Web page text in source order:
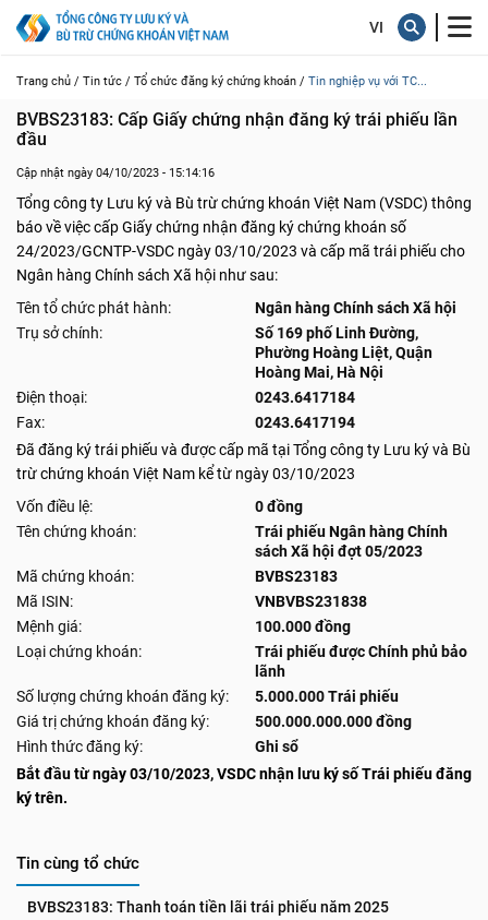
Trang chủ / Tin tức / Tổ chức đăng ký chứng khoán / Tin nghiệp vụ với TC...
BVBS23183: Cấp Giấy chứng nhận đăng ký trái phiếu lần
đầu
Cập nhật ngày 04/10/2023 - 15:14:16
Tổng công ty Lưu ký và Bù trừ chứng khoán Việt Nam (VSDC) thông
báo về việc cấp Giấy chứng nhận đăng ký chứng khoán số
24/2023/GCNTP-VSDC ngày 03/10/2023 và cấp mã trái phiếu cho
Ngân hàng Chính sách Xã hội như sau:
Tên tổ chức phát hành:
Ngân hàng Chính sách Xã hội
Trụ sở chính:
Số 169 phố Linh Đường,
Phường Hoàng Liệt, Quận
Hoàng Mai, Hà Nội
Điện thoại:
0243.6417184
Fax:
0243.6417194
Đã đăng ký trái phiếu và được cấp mã tại Tổng công ty Lưu ký và Bù
trừ chứng khoán Việt Nam kể từ ngày 03/10/2023
Vốn điều lệ:
0 đồng
Tên chứng khoán:
Trái phiếu Ngân hàng Chính
sách Xã hội đợt 05/2023
Mã chứng khoán:
BVBS23183
Mã ISIN:
VNBVBS231838
Mệnh giá:
100.000 đồng
Loại chứng khoán:
Trái phiếu được Chính phủ bảo
lãnh
Số lượng chứng khoán đăng ký:
5.000.000 Trái phiếu
Giá trị chứng khoán đăng ký:
500.000.000.000 đồng
Hình thức đăng ký:
Ghi sổ
Bắt đầu từ ngày 03/10/2023, VSDC nhận lưu ký số Trái phiếu đăng
ký trên.
Tin cùng tổ chức
BVBS23183: Thanh toán tiền lãi trái phiếu năm 2025